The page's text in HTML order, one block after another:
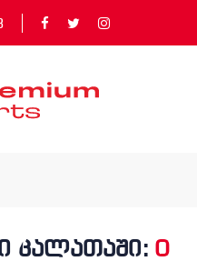
კალათაში: 0